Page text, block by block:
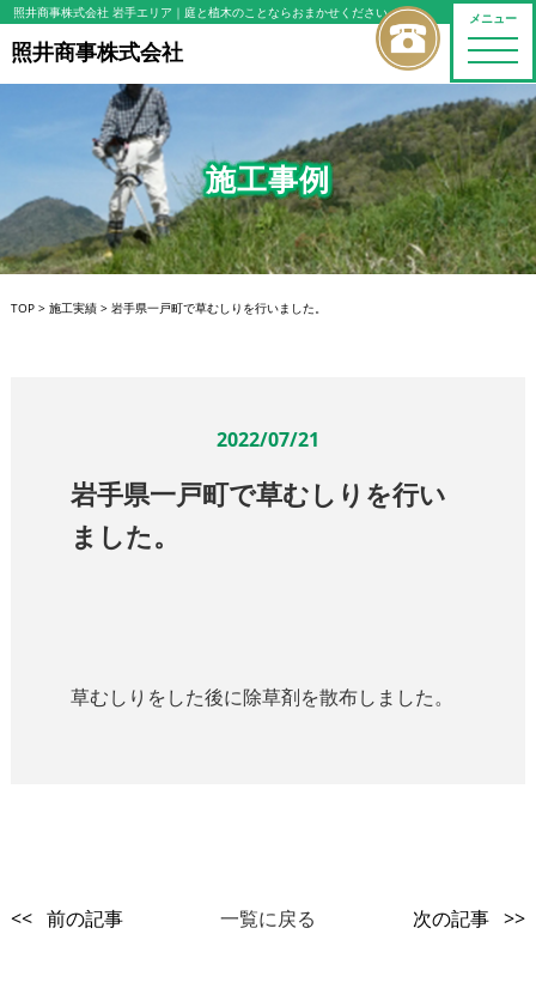
メニュー
toggle
照井商事株式会社 岩手エリア ｜庭と植木のことならおまかせください
照井商事株式会社
施工事例
TOP> 施工実績> 岩手県一戸町で草むしりを行いました。
2022/07/21
岩手県一戸町で草むしりを行い
ました。
草むしりをした後に除草剤を散布しました。
<< 前の記事 一覧に戻る 次の記事 >>